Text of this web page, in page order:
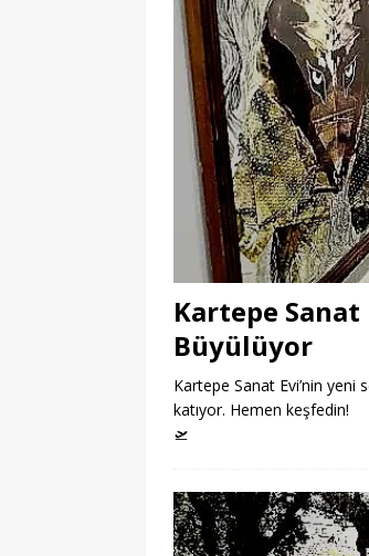
Kartepe
Büyülüyor
Kartepe Sanat Evi’nin yeni
katıyor. Hemen keşfedin!
🛫